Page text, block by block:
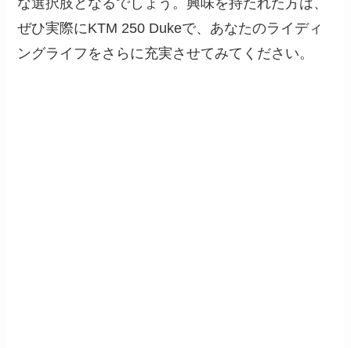
ぜひ実際にKTM 250 Dukeで、あなたのライディ
ングライフをさらに充実させてみてください。